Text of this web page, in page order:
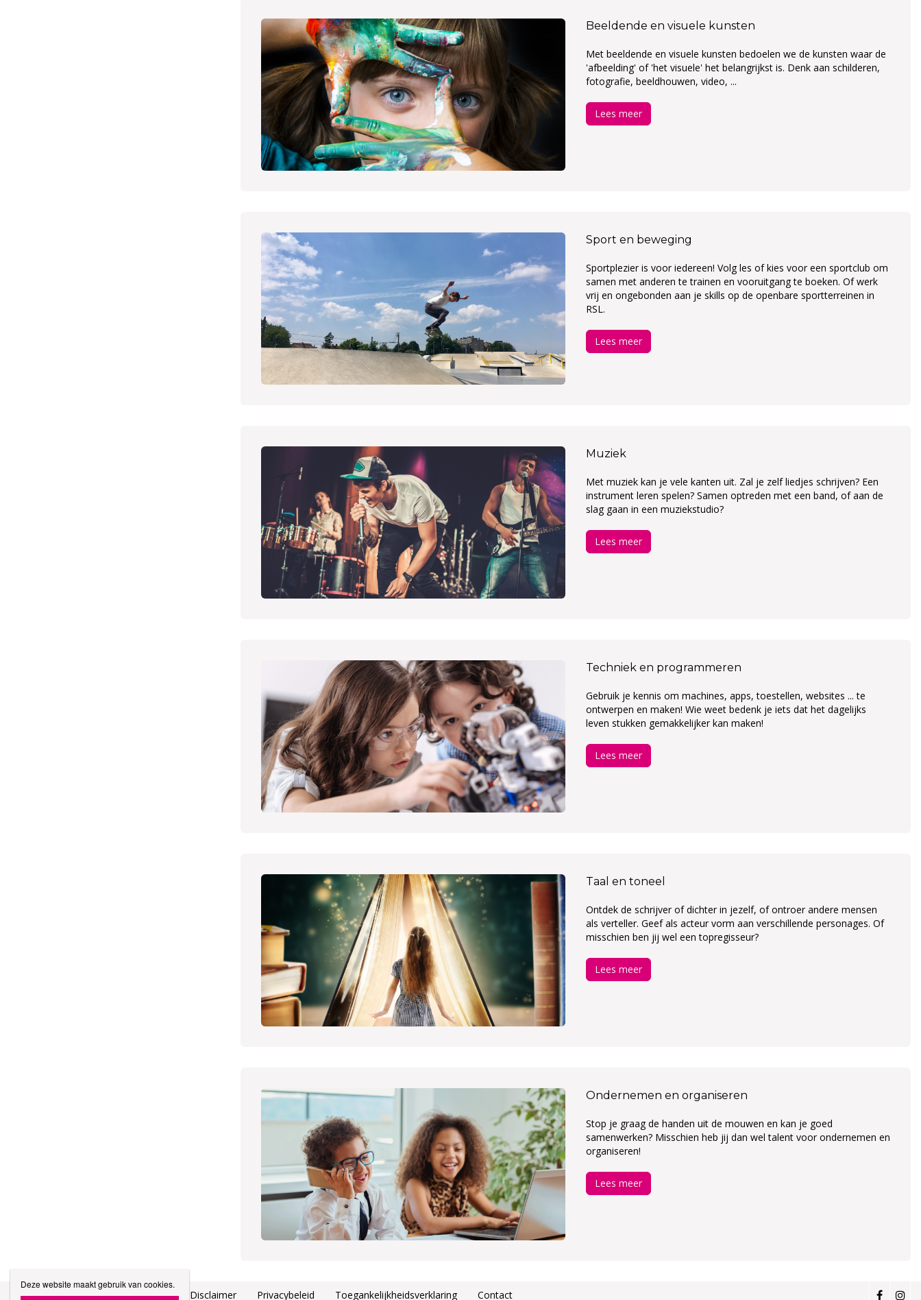
Beeldende en visuele kunsten
Met beeldende en visuele kunsten bedoelen we de kunsten waar de
'afbeelding' of 'het visuele' het belangrijkst is. Denk aan schilderen,
fotografie, beeldhouwen, video, ...
Lees meer
Sport en beweging
Sportplezier is voor iedereen! Volg les of kies voor een sportclub om
samen met anderen te trainen en vooruitgang te boeken. Of werk
vrij en ongebonden aan je skills op de openbare sportterreinen in
RSL.
Lees meer
Muziek
Met muziek kan je vele kanten uit. Zal je zelf liedjes schrijven? Een
instrument leren spelen? Samen optreden met een band, of aan de
slag gaan in een muziekstudio?
Lees meer
Techniek en programmeren
Gebruik je kennis om machines, apps, toestellen, websites ... te
ontwerpen en maken! Wie weet bedenk je iets dat het dagelijks
leven stukken gemakkelijker kan maken!
Lees meer
Taal en toneel
Ontdek de schrijver of dichter in jezelf, of ontroer andere mensen
als verteller. Geef als acteur vorm aan verschillende personages. Of
misschien ben jij wel een topregisseur?
Lees meer
Ondernemen en organiseren
Stop je graag de handen uit de mouwen en kan je goed
samenwerken? Misschien heb jij dan wel talent voor ondernemen en
organiseren!
Lees meer
Hoofdwebsite Stad Roeselare Disclaimer Privacybeleid Toegankelijkheidsverklaring Contact
Deze website maakt gebruik van cookies.